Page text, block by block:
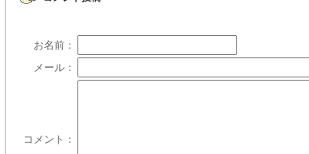
お名前：
メール：
コメント：